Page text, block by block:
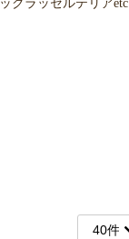
クラッセルテリアetc